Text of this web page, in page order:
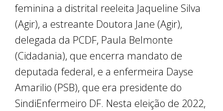
feminina a distrital reeleita Jaqueline Silva
(Agir), a estreante Doutora Jane (Agir),
delegada da PCDF, Paula Belmonte
(Cidadania), que encerra mandato de
deputada federal, e a enfermeira Dayse
Amarilio (PSB), que era presidente do
SindiEnfermeiro DF. Nesta eleição de 2022,